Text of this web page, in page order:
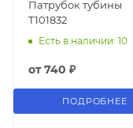
Патрубок тубины
T101832
Есть в наличии: 10
от740 ₽
ПОДРОБНЕЕ